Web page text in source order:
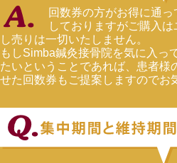
回数券の方がお得に通
しておりますがご購入
し売りは一切いたしません。
もしSimba鍼灸接骨院を気に入っ
たいということであれば、患者様
せた回数券もご提案しますのでお